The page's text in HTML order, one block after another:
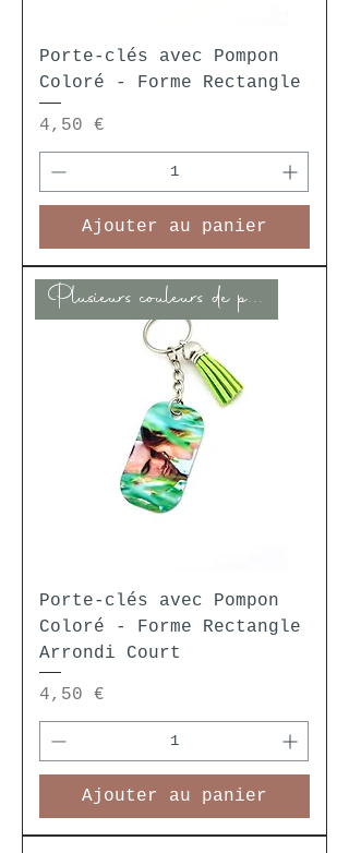
Porte-clés avec Pompon
Coloré - Forme Rectangle
Prix
4,50 €
Ajouter au panier
Plusieurs couleurs de pompon
Porte-clés avec Pompon
Coloré - Forme Rectangle
Arrondi Court
Prix
4,50 €
Ajouter au panier